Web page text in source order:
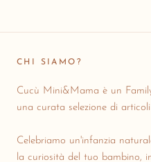
CHI SIAMO?
Cucù Mini&Mama è un
una curata selezione di
Celebriamo un'infanzia
la curiosità del tuo bambino,